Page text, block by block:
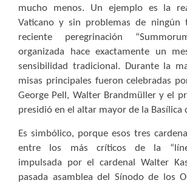
mucho menos. Un ejemplo es la
Vaticano y sin problemas de ningún
reciente peregrinación
organizada hace exactamente un
sensibilidad tradicional. Durante la
misas principales fueron celebradas
George Pell, Walter Brandmüller y el
presidió en el altar mayor de la Basílica
Es simbólico, porque esos tres
entre los más críticos de la
impulsada por el cardenal Walter
pasada asamblea del Sínodo de los